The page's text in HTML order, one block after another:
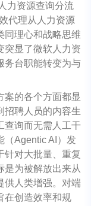
力资源查询分流
代理从人力资源
同理心和战略思维
突显了微软人力资
务台职能转变为与
案的各个方面都显
招聘人员的内容生
查询而无需人工干
（Agentic AI）发
针对大批量、重复
是为被解放出来从
供人类增强。对端
在创造效率和规